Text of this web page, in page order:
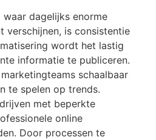
dagelijks enorme
verschijnen, is consistentie
wordt het lastig
informatie te publiceren.
schaalbaar
te spelen op trends.
met beperkte
online
Door processen te